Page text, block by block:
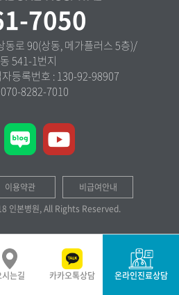
는길 카카오톡상담 온라인진료상담
7050
동로 90(상동, 메가플러스 5층)/
541-1번지
등록번호 : 130-92-98907
070-8282-7010
이용약관
비급여안내
인본병원, All Rights Reserved.